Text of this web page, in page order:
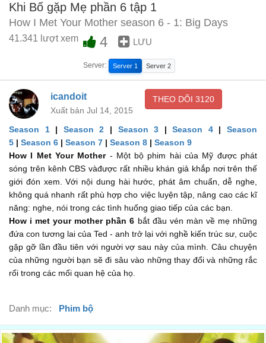
Beer be with you.
Uống nào
And also with you.
No-sub
No-sub
Mmm.
No-sub
Man, this is what church has been missing.
Trời, đây là thứ nhà thờ còn thiếu.
00:52
Dude, you fixed church.
Và cậu đã cải tạo lại nhà thờ rồi đấy.
00:54
Yeah. You're welcome, God.
Phải, không có chi
00:55
Nervous?
Khi Bố gặp Mẹ phần 6 tập 1
How I Met Your Mother season 6 - 1: Big Days
41.341 lượt xem 4 LƯU
Server: Server 1 Server 2
icandoit
Xuất bản Jul 14, 2015
THEO DÕI 3120
Season 1| Season 2 | Season 3 |Season 4|Season
5 | Season 6 | Season 7 | Season 8 | Season 9
How I Met Your Mother- Một bộ phim hài của Mỹ được phát
sóng trên kênh CBS vàđược rất nhiều khán giả khắp nơi trên thế
giới đón xem. Với nội dung hài hước, phát âm chuẩn, dễ nghe,
không quá nhanh rất phù hợp cho việc luyện tập, nâng cao các kĩ
năng: nghe, nói trong các tình huống giao tiếp của các bạn.
How i met your mother phần 6 bắt đầu vén màn về mẹ những
đứa con tương lai của Ted - anh trở lại với nghề kiến trúc sư, cuộc
gặp gỡ lần đầu tiên với người vợ sau này của mình. Câu chuyện
của những người bạn sẽ đi sâu vào những thay đổi và những rắc
rối trong các mối quan hệ của họ.
Danh mục: Phim bộ